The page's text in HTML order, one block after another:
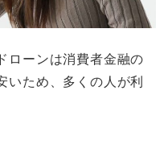
ローンは消費者金融の
いため、多くの人が利